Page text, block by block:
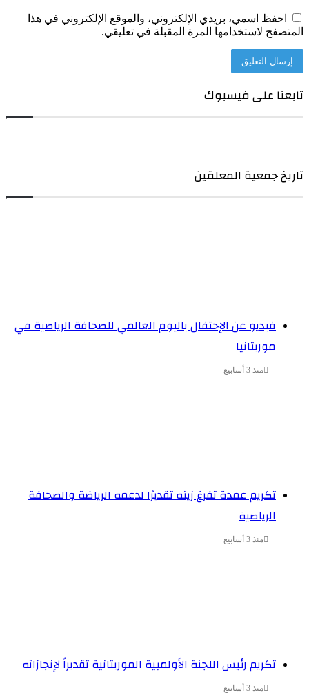
احفظ اسمي، بريدي الإلكتروني، والموقع الإلكتروني في هذا
المتصفح لاستخدامها المرة المقبلة في تعليقي.
تابعنا على فيسبوك
تاريخ جمعية المعلقين
فيديو عن الإحتفال باليوم العالمي للصحافة الرياضية في
موريتانيا
منذ 3 أسابيع
تكريم عمدة تفرغ زينه تقديرًا لدعمه الرياضة والصحافة
الرياضية
منذ 3 أسابيع
تكريم رئيس اللجنة الأولمبية الموريتانية تقديراً لإنجازاته
منذ 3 أسابيع